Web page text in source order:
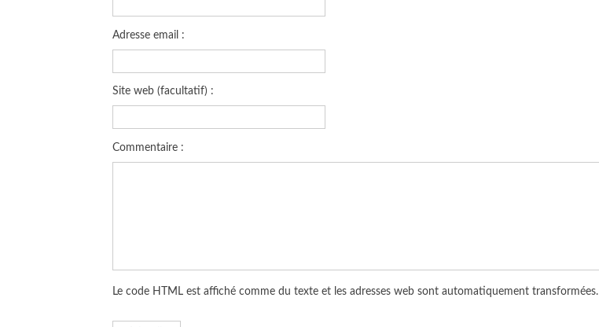
Adresse email :
Site web (facultatif) :
Commentaire :
Le code HTML est affiché comme du texte et les adresses web sont automatiquement transformées.